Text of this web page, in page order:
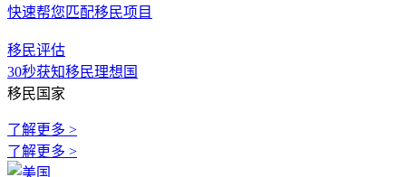
快速帮您匹配移民项目
移民评估
30秒获知移民理想国
移民国家
了解更多 >
了解更多 >